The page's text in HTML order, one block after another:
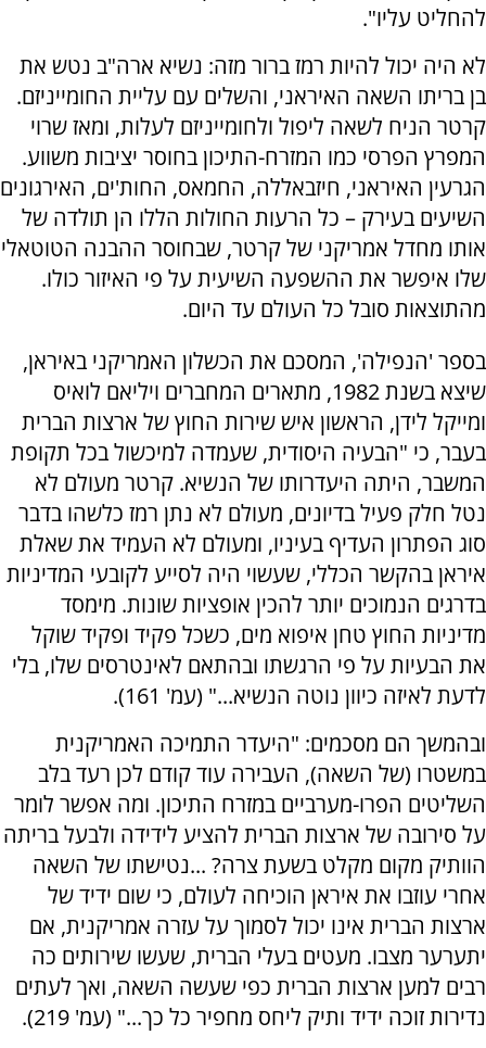
להחליט עליו".
לא היה יכול להיות רמז ברור מזה: נשיא ארה"ב נטש את
בן בריתו השאה האיראני, והשלים עם עליית החומייניזם.
קרטר הניח לשאה ליפול ולחומייניזם לעלות, ומאז שרוי
המפרץ הפרסי כמו המזרח-התיכון בחוסר יציבות משווע.
הגרעין האיראני, חיזבאללה, החמאס, החות'ים, האירגונים
השיעים בעירק – כל הרעות החולות הללו הן תולדה של
אותו מחדל אמריקני של קרטר, שבחוסר ההבנה הטוטאלי
שלו איפשר את ההשפעה השיעית על פי האיזור כולו.
מהתוצאות סובל כל העולם עד היום.
בספר 'הנפילה', המסכם את הכשלון האמריקני באיראן,
שיצא בשנת 1982, מתארים המחברים ויליאם לואיס
ומייקל לידן, הראשון איש שירות החוץ של ארצות הברית
בעבר, כי "הבעיה היסודית, שעמדה למיכשול בכל תקופת
המשבר, היתה היעדרותו של הנשיא. קרטר מעולם לא
נטל חלק פעיל בדיונים, מעולם לא נתן רמז כלשהו בדבר
סוג הפתרון העדיף בעיניו, ומעולם לא העמיד את שאלת
איראן בהקשר הכללי, שעשוי היה לסייע לקובעי המדיניות
בדרגים הנמוכים יותר להכין אופציות שונות. מימסד
מדיניות החוץ טחן איפוא מים, כשכל פקיד ופקיד שוקל
את הבעיות על פי הרגשתו ובהתאם לאינטרסים שלו, בלי
לדעת לאיזה כיוון נוטה הנשיא..." (עמ' 161).
ובהמשך הם מסכמים: "היעדר התמיכה האמריקנית
במשטרו (של השאה), העבירה עוד קודם לכן רעד בלב
השליטים הפרו-מערביים במזרח התיכון. ומה אפשר לומר
על סירובה של ארצות הברית להציע לידידה ולבעל בריתה
הוותיק מקום מקלט בשעת צרה? ...נטישתו של השאה
אחרי עוזבו את איראן הוכיחה לעולם, כי שום ידיד של
ארצות הברית אינו יכול לסמוך על עזרה אמריקנית, אם
יתערער מצבו. מעטים בעלי הברית, שעשו שירותים כה
רבים למען ארצות הברית כפי שעשה השאה, ואך לעתים
נדירות זוכה ידיד ותיק ליחס מחפיר כל כך..." (עמ' 219).